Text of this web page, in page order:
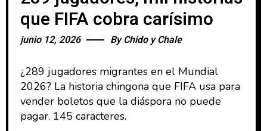
que FIFA cobra carísimo
junio 12, 2026 ByChido y Chale
¿289 jugadores migrantes en el Mundial
2026? La historia chingona que FIFA usa para
vender boletos que la diáspora no puede
pagar. 145 caracteres.